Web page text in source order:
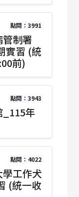
點閱：3991
管制署
實習 (統
前)
點閱：3943
_115年
點閱：4022
學工作犬
(統一收